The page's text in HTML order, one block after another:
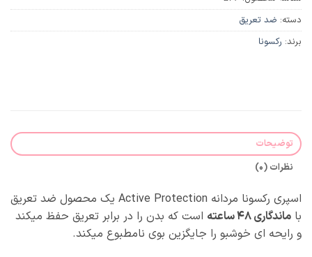
دسته: ضد تعریق
برند: رکسونا
توضیحات
نظرات (0)
اسپری رکسونا مردانه Active Protection یک محصول ضد تعریق
با ماندگاری 48 ساعته
است که بدن را در برابر تعریق حفظ میکند
و رایحه ای خوشبو را جایگزین بوی نامطبوع میکند.